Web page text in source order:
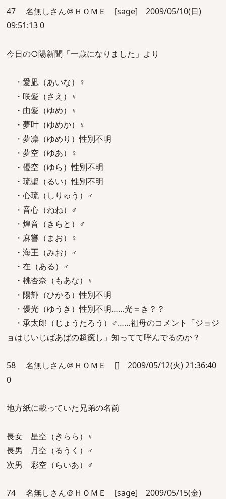
47 名無しさん＠ＨＯＭＥ [sage] 2009/05/10(日)
09:51:13 0
今日の○陽新聞「一歳になりました」より
・愛凪（あいな）♀
・咲愛（さえ）♀
・由愛（ゆめ）♀
・夢叶（ゆめか）♀
・夢凛（ゆめり）性別不明
・夢空（ゆあ）♀
・優空（ゆら）性別不明
・琉聖（るい）性別不明
・心琉（しりゅう）♂
・音心（ねね）♂
・煌音（きらと）♂
・麻響（まお）♀
・海王（みお）♂
・在（ある）♂
・桃杏奈（もあな）♀
・陽輝（ひかる）性別不明
・優光（ゆうき）性別不明……光＝き？？
・承太郎（じょうたろう）♂……祖母のコメント「ジョジ
ョはじいじばあばの超癒し」知ってて呼んでるのか？
58 名無しさん＠ＨＯＭＥ [] 2009/05/12(火) 21:36:40
0
地方紙に載っていた兄弟の名前
長女 星空（きらら）♀
長男 月空（るうく）♂
次男 彩空（らいあ）♂
74 名無しさん＠ＨＯＭＥ [sage] 2009/05/15(金)